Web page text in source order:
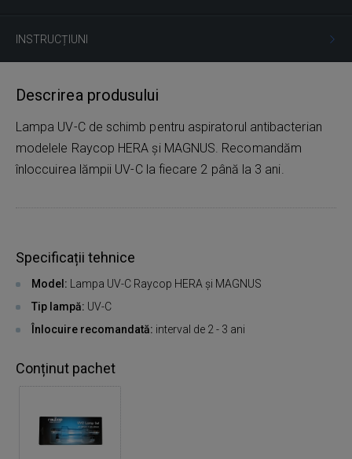
INSTRUCȚIUNI
Descrirea produsului
Lampa UV-C de schimb pentru aspiratorul antibacterian
modelele Raycop HERA și MAGNUS. Recomandăm
înloccuirea lămpii UV-C la fiecare 2 până la 3 ani.
Specificații tehnice
Model: Lampa UV-C Raycop HERA și MAGNUS
Tip lampă: UV-C
Înlocuire recomandată: interval de 2 - 3 ani
Conținut pachet